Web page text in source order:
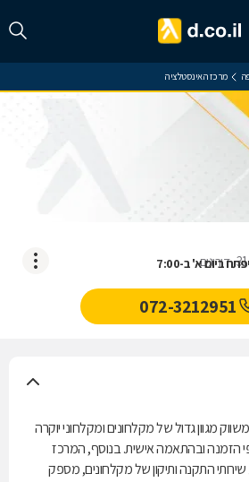
מרכז האינסטלציה
ביום א' ב-7:00 31דירוגים
072-3212951
מגוון גדול של מקלחונים ומקלחוני יוקרה
הזמנה ובהתאמה אישית. בנוסף, המרכז
התקנה ותיקון של מקלחונים, מספק